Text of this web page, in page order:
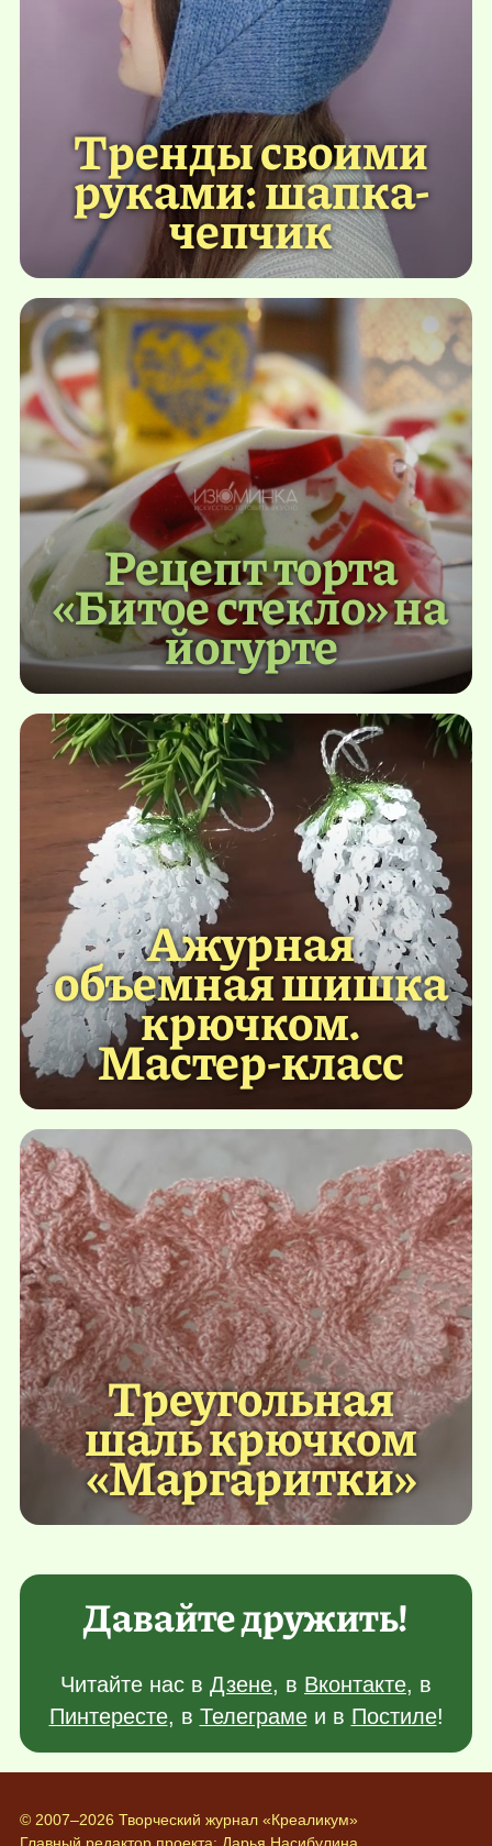
Тренды своими
руками: шапка-
чепчик
Рецепт торта
«Битое стекло» на
йогурте
Ажурная
объемная шишка
крючком.
Мастер-класс
Треугольная
шаль крючком
«Маргаритки»
Давайте дружить!
Читайте нас в Дзене, в Вконтакте, в
Пинтересте, в Телеграмеи в Постиле!
© 2007–2026 Творческий журнал «Креаликум»
Главный редактор проекта: Дарья Насибулина